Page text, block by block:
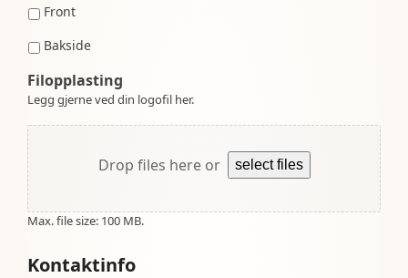
Front
Bakside
Filopplasting
Legg gjerne ved din logofil her.
Drop files here or select files
Max. file size: 100 MB.
Kontaktinfo